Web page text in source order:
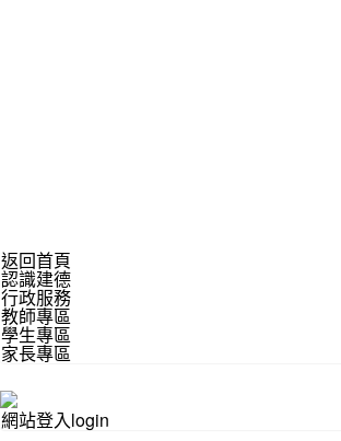
返回首頁
認識建德
行政服務
教師專區
學生專區
家長專區
網站登入login